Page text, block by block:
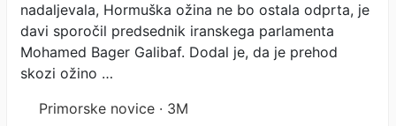
Hormuško ožino
nadaljevala, Hormuška ožina ne bo ostala odprta, je
davi sporočil predsednik iranskega parlamenta
Mohamed Bager Galibaf. Dodal je, da je prehod
skozi ožino …
Primorske novice · 3M